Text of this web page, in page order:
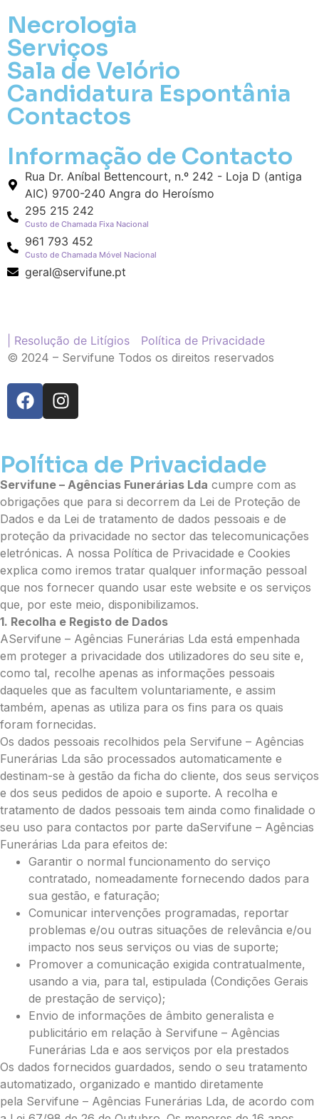
Necrologia
Serviços
Sala de Velório
Candidatura Espontânia
Contactos
Informação de Contacto
Rua Dr. Aníbal Bettencourt, n.º 242 - Loja D (antiga
AIC) 9700-240 Angra do Heroísmo
295 215 242
Custo de Chamada Fixa Nacional
961 793 452
Custo de Chamada Móvel Nacional
geral@servifune.pt
| Resolução de Litígios
Política de Privacidade
© 2024 – Servifune Todos os direitos reservados
Pague já com PayPal
Envie Flores
Maria José
Neste Formulário, você paga de imediato
com Paypal
Política de Privacidade
Servifune – Agências Funerárias Lda cumpre com as
obrigações que para si decorrem da Lei de Proteção de
Dados e da Lei de tratamento de dados pessoais e de
proteção da privacidade no sector das telecomunicações
eletrónicas. A nossa Política de Privacidade e Cookies
explica como iremos tratar qualquer informação pessoal
que nos fornecer quando usar este website e os serviços
que, por este meio, disponibilizamos.
1. Recolha e Registo de Dados
AServifune – Agências Funerárias Lda está empenhada
em proteger a privacidade dos utilizadores do seu site e,
como tal, recolhe apenas as informações pessoais
daqueles que as facultem voluntariamente, e assim
também, apenas as utiliza para os fins para os quais
foram fornecidas.
Os dados pessoais recolhidos pela Servifune – Agências
Funerárias Lda são processados automaticamente e
destinam-se à gestão da ficha do cliente, dos seus serviços
e dos seus pedidos de apoio e suporte. A recolha e
tratamento de dados pessoais tem ainda como finalidade o
seu uso para contactos por parte daServifune – Agências
Funerárias Lda para efeitos de:
Garantir o normal funcionamento do serviço
contratado, nomeadamente fornecendo dados para
sua gestão, e faturação;
Comunicar intervenções programadas, reportar
problemas e/ou outras situações de relevância e/ou
impacto nos seus serviços ou vias de suporte;
Promover a comunicação exigida contratualmente,
usando a via, para tal, estipulada (Condições Gerais
de prestação de serviço);
Envio de informações de âmbito generalista e
publicitário em relação à Servifune – Agências
Funerárias Lda e aos serviços por ela prestados
Os dados fornecidos guardados, sendo o seu tratamento
automatizado, organizado e mantido diretamente
pela Servifune – Agências Funerárias Lda, de acordo com